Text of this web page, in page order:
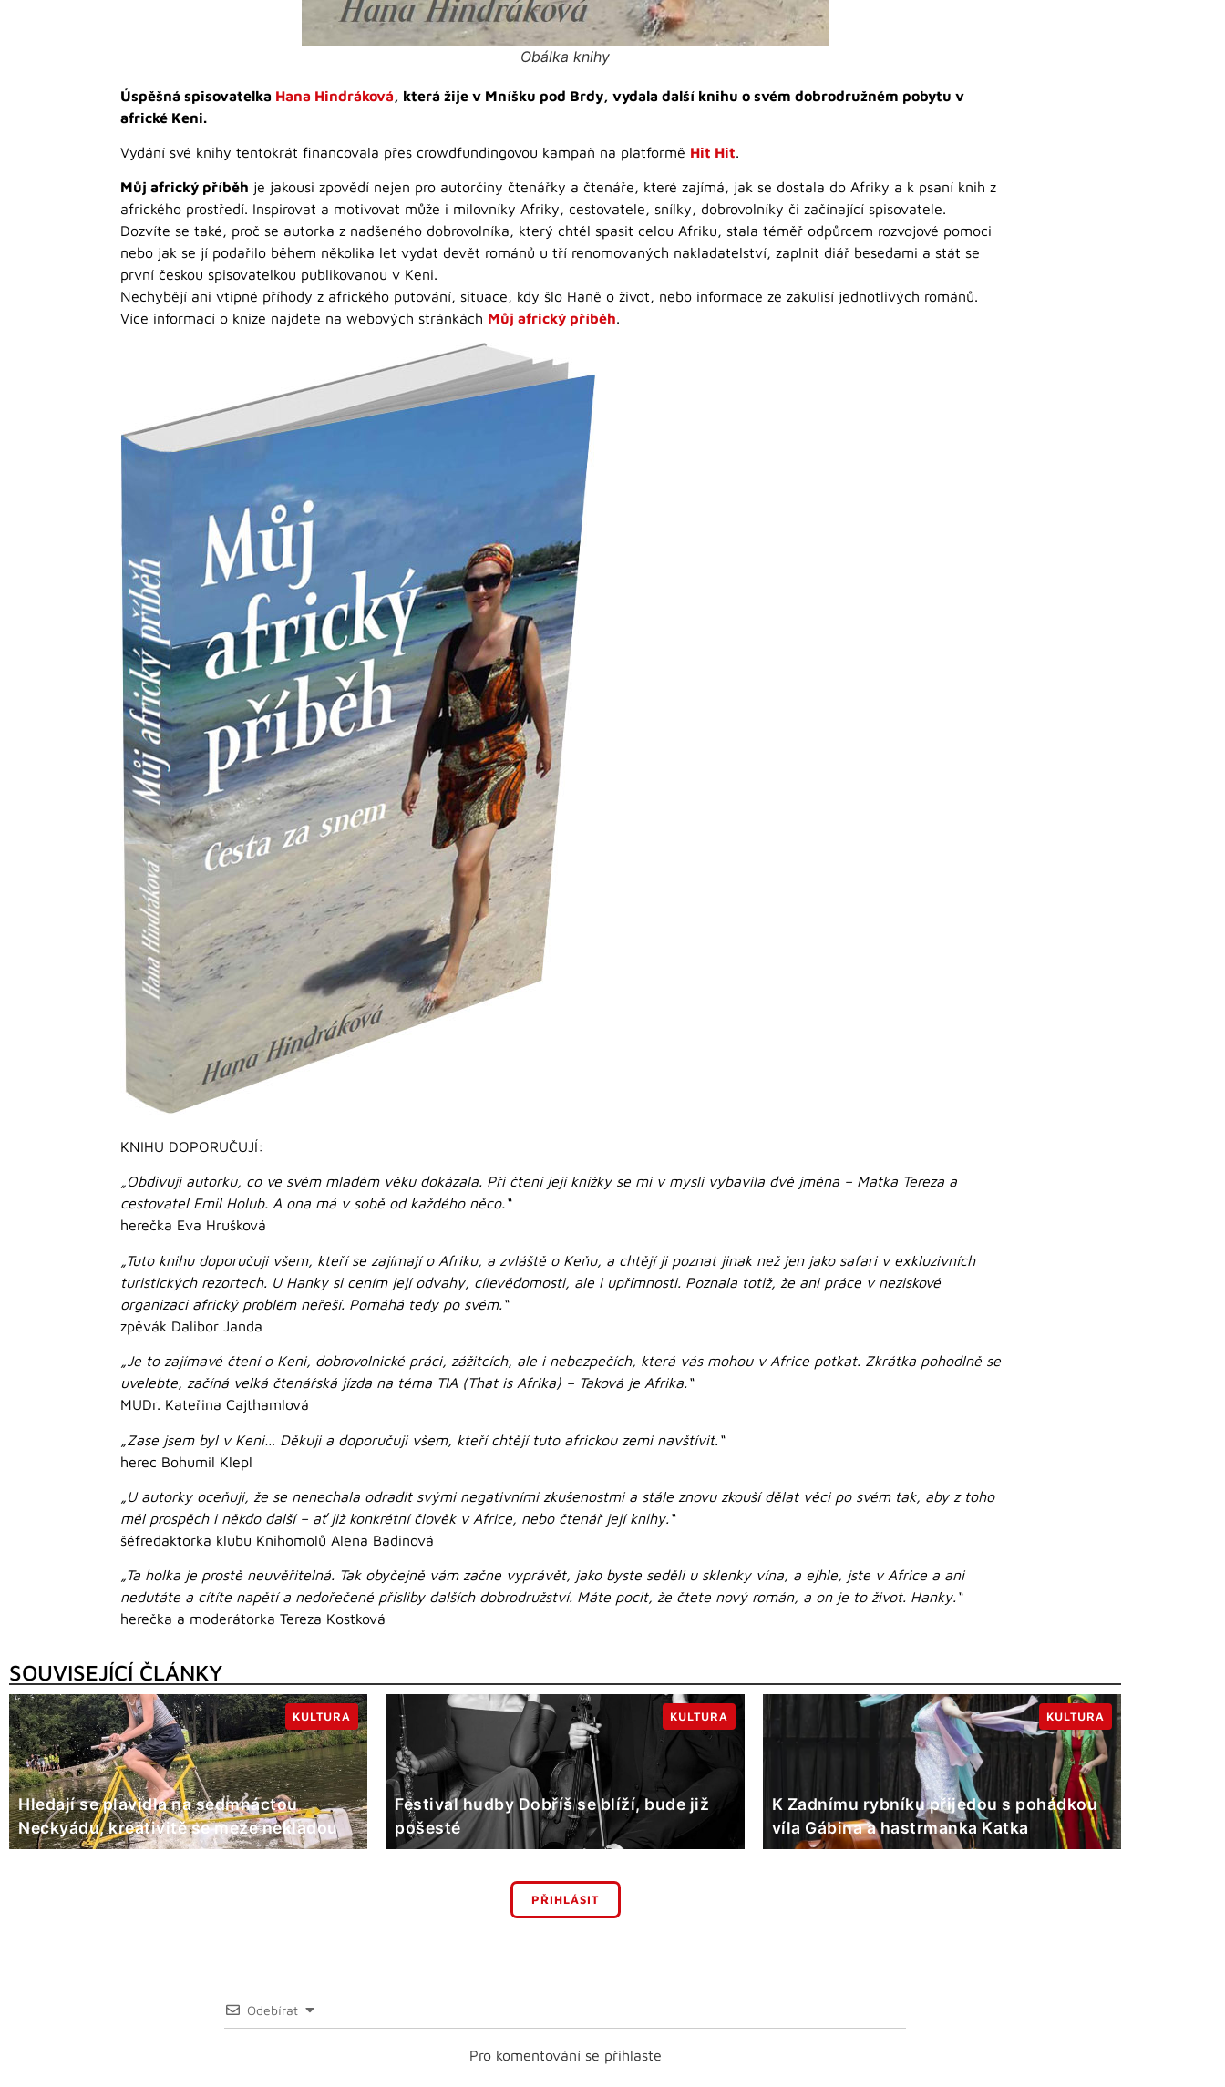
Obálka knihy
Úspěšná spisovatelka Hana Hindráková , která žije v Mníšku pod Brdy, vydala další knihu o svém dobrodružném pobytu v
africké Keni.
Vydání své knihy tentokrát financovala přes crowdfundingovou kampaň na platformě Hit Hit.
Můj africký příběh je jakousi zpovědí nejen pro autorčiny čtenářky a čtenáře, které zajímá, jak se dostala do Afriky a k psaní knih z
afrického prostředí. Inspirovat a motivovat může i milovníky Afriky, cestovatele, snílky, dobrovolníky či začínající spisovatele.
Dozvíte se také, proč se autorka z nadšeného dobrovolníka, který chtěl spasit celou Afriku, stala téměř odpůrcem rozvojové pomoci
nebo jak se jí podařilo během několika let vydat devět románů u tří renomovaných nakladatelství, zaplnit diář besedami a stát se
první českou spisovatelkou publikovanou v Keni.
Nechybějí ani vtipné příhody z afrického putování, situace, kdy šlo Haně o život, nebo informace ze zákulisí jednotlivých románů.
Více informací o knize najdete na webových stránkách Můj africký příběh.
KNIHU DOPORUČUJÍ:
„Obdivuji autorku, co ve svém mladém věku dokázala. Při čtení její knížky se mi v mysli vybavila dvě jména – Matka Tereza a
cestovatel Emil Holub. A ona má v sobě od každého něco.“
herečka Eva Hrušková
„Tuto knihu doporučuji všem, kteří se zajímají o Afriku, a zvláště o Keňu, a chtějí ji poznat jinak než jen jako safari v exkluzivních
turistických rezortech. U Hanky si cením její odvahy, cílevědomosti, ale i upřímnosti. Poznala totiž, že ani práce v neziskové
organizaci africký problém neřeší. Pomáhá tedy po svém.“
zpěvák Dalibor Janda
„Je to zajímavé čtení o Keni, dobrovolnické práci, zážitcích, ale i nebezpečích, která vás mohou v Africe potkat. Zkrátka pohodlně se
uvelebte, začíná velká čtenářská jízda na téma TIA (That is Afrika) – Taková je Afrika.“
MUDr. Kateřina Cajthamlová
„Zase jsem byl v Keni… Děkuji a doporučuji všem, kteří chtějí tuto africkou zemi navštívit.“
herec Bohumil Klepl
„U autorky oceňuji, že se nenechala odradit svými negativními zkušenostmi a stále znovu zkouší dělat věci po svém tak, aby z toho
měl prospěch i někdo další – ať již konkrétní člověk v Africe, nebo čtenář její knihy.“
šéfredaktorka klubu Knihomolů Alena Badinová
„Ta holka je prostě neuvěřitelná. Tak obyčejně vám začne vyprávět, jako byste seděli u sklenky vína, a ejhle, jste v Africe a ani
nedutáte a cítíte napětí a nedořečené přísliby dalších dobrodružství. Máte pocit, že čtete nový román, a on je to život. Hanky.“
herečka a moderátorka Tereza Kostková
SOUVISEJÍCÍ ČLÁNKY
Hledají se plavidla na sedmnáctou
Neckyádu, kreativitě se meze nekladou
KULTURA
Festival hudby Dobříš se blíží, bude již
pošesté
KULTURA
K Zadnímu rybníku přijedou s pohádkou
víla Gábina a hastrmanka Katka
KULTURA
PŘIHLÁSIT
Odebírat
Pro komentování se přihlaste